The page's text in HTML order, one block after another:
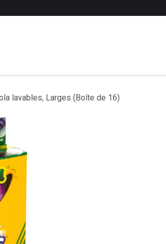
lavables, Larges (Boîte de 16)